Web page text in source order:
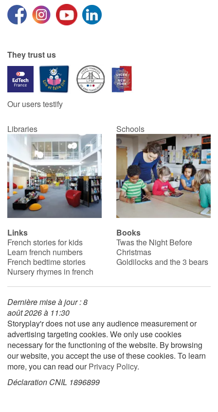
They trust us
Our users testify
Libraries Schools
Links
French stories for kids
Learn french numbers
French bedtime stories
Nursery rhymes in french
Books
Twas the Night Before
Christmas
Goldilocks and the 3 bears
Dernière mise à jour : 8
août 2026 à 11:30
Storyplay'r does not use any audience measurement or
advertising targeting cookies. We only use cookies
necessary for the functioning of the website. By browsing
our website, you accept the use of these cookies. To learn
more, you can read ourPrivacy Policy.
Déclaration CNIL 1896899